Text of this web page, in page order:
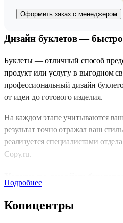
Оформить заказ с менеджером
Дизайн буклетов —
Буклеты — отличный способ
продукт или услугу в выгодном
профессиональный дизайн
от идеи до готового изделия.
На каждом этапе учитываются
результат точно отражал ваш
реализуется специалистами отдела
Copy.ru.
консультация по вашему проекту,
Подробнее
Копицентры